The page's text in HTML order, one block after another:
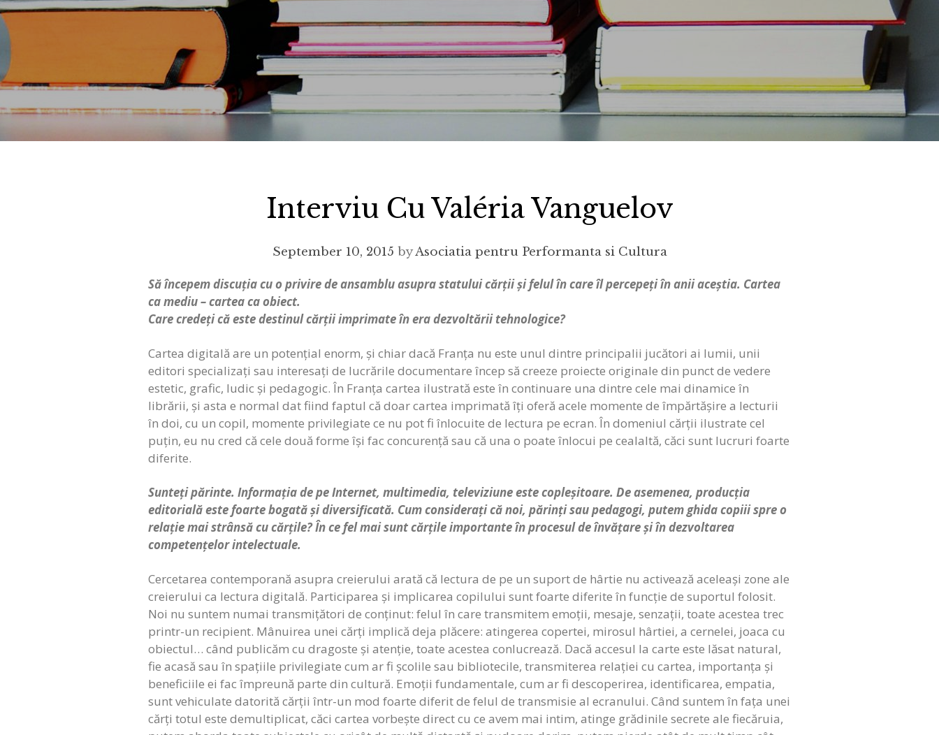
Interviu Cu Valéria Vanguelov
September 10, 2015 byAsociatia pentru Performanta si Cultura
Să începem discuția cu o privire de ansamblu asupra statului cărții și felul în care îl percepeți în anii aceștia. Cartea
ca mediu – cartea ca obiect.
Care credeți că este destinul cărții imprimate în era dezvoltării tehnologice?
Cartea digitală are un potențial enorm, și chiar dacă Franța nu este unul dintre principalii jucători ai lumii, unii
editori specializați sau interesați de lucrările documentare încep să creeze proiecte originale din punct de vedere
estetic, grafic, ludic și pedagogic. În Franța cartea ilustrată este în continuare una dintre cele mai dinamice în
librării, și asta e normal dat fiind faptul că doar cartea imprimată îți oferă acele momente de împărtășire a lecturii
în doi, cu un copil, momente privilegiate ce nu pot fi înlocuite de lectura pe ecran. În domeniul cărții ilustrate cel
puțin, eu nu cred că cele două forme își fac concurență sau că una o poate înlocui pe cealaltă, căci sunt lucruri foarte
diferite.
Sunteți părinte. Informația de pe Internet, multimedia, televiziune este copleșitoare. De asemenea, producția
editorială este foarte bogată și diversificată. Cum considerați că noi, părinți sau pedagogi, putem ghida copiii spre o
relație mai strânsă cu cărțile? În ce fel mai sunt cărțile importante în procesul de învățare și în dezvoltarea
competențelor intelectuale.
Cercetarea contemporană asupra creierului arată că lectura de pe un suport de hârtie nu activează aceleași zone ale
creierului ca lectura digitală. Participarea și implicarea copilului sunt foarte diferite în funcție de suportul folosit.
Noi nu suntem numai transmițători de conținut: felul în care transmitem emoții, mesaje, senzații, toate acestea trec
printr-un recipient. Mânuirea unei cărți implică deja plăcere: atingerea copertei, mirosul hârtiei, a cernelei, joaca cu
obiectul… când publicăm cu dragoste și atenție, toate acestea conlucrează. Dacă accesul la carte este lăsat natural,
fie acasă sau în spațiile privilegiate cum ar fi școlile sau bibliotecile, transmiterea relației cu cartea, importanța și
beneficiile ei fac împreună parte din cultură. Emoții fundamentale, cum ar fi descoperirea, identificarea, empatia,
sunt vehiculate datorită cărții într-un mod foarte diferit de felul de transmisie al ecranului. Când suntem în fața unei
cărți totul este demultiplicat, căci cartea vorbește direct cu ce avem mai intim, atinge grădinile secrete ale fiecăruia,